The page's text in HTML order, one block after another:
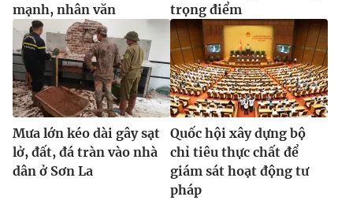
mạnh, nhân văn
trọng điểm
Mưa lớn kéo dài gây sạt
lở, đất, đá tràn vào nhà
dân ở Sơn La
Quốc hội xây dựng bộ
chỉ tiêu thực chất để
giám sát hoạt động tư
pháp